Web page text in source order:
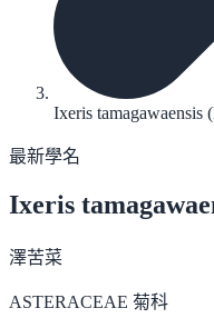
Ixeris tamagawaensis
最新學名
Ixeris
澤苦菜
ASTERACEAE 菊科